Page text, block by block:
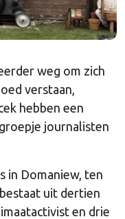
weg om zich
verstaan,
hebben een
journalisten
in Domaniew, ten
uit dertien
en drie